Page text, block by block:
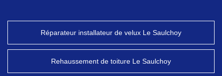
Réparateur installateur de velux Le Saulchoy
Rehaussement de toiture Le Saulchoy